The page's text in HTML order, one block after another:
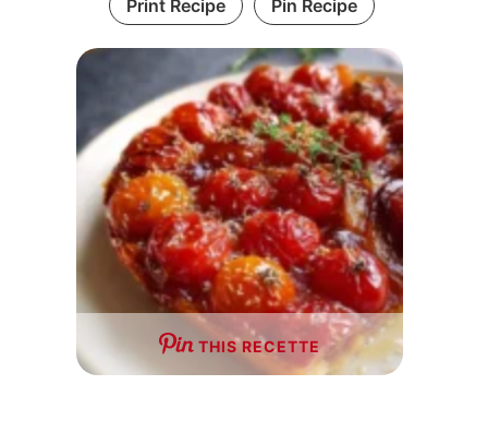
THIS RECETTE
Print Recipe Pin Recipe